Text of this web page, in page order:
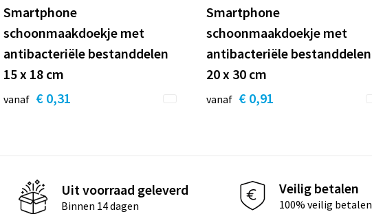
Smartphone
schoonmaakdoekje met
antibacteriële bestanddelen
15 x 18 cm
vanaf € 0,31
Smartphone
schoonmaakdoekje met
antibacteriële bestanddelen
20 x 30 cm
vanaf € 0,91
Uit voorraad geleverd
Binnen 14 dagen
Veilig betalen
100% veilig betalen